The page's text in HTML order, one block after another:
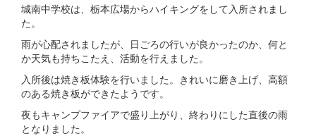
城南中学校は、栃本広場からハイキングをして入所されまし
た。
雨が心配されましたが、日ごろの行いが良かったのか、何と
か天気も持ちこたえ、活動を行えました。
入所後は焼き板体験を行いました。きれいに磨き上げ、高額
のある焼き板ができたようです。
夜もキャンプファイアで盛り上がり、終わりにした直後の雨
となりました。